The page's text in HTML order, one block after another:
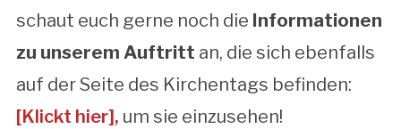
schaut euch gerne noch die Informationen
zu unserem Auftritt an, die sich ebenfalls
auf der Seite des Kirchentags befinden:
[Klickt hier], um sie einzusehen!